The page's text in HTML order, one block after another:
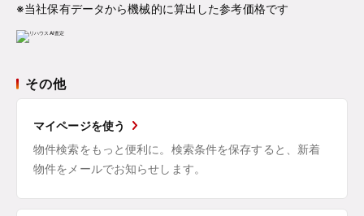
※当社保有データから機械的に算出した参考価格です
その他
マイページを使う
物件検索をもっと便利に。検索条件を保存すると、新着
物件をメールでお知らせします。